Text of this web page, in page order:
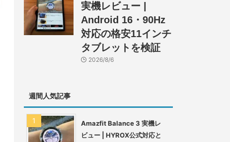
実機レビュー |
Android 16・90Hz
対応の格安11インチ
タブレットを検証
2026/8/6
週間人気記事
Amazfit Balance 3 実機レ
ビュー | HYROX公式対応と